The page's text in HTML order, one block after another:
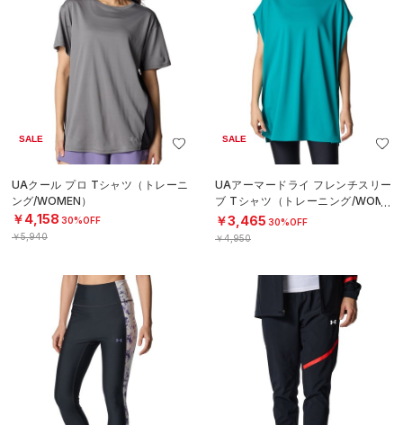
SALE
UAクール プロ Tシャツ（トレーニ
ング/WOMEN）
￥4,158 30%OFF
￥5,940
SALE
UAアーマードライ フレンチスリー
ブ Tシャツ（トレーニング/WOME
N）
￥3,465 30%OFF
￥4,950